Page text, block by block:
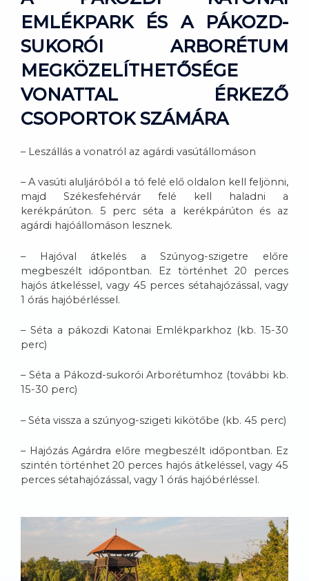
EMLÉKPARK ÉS A PÁKOZD-
SUKORÓI ARBORÉTUM
MEGKÖZELÍTHETŐSÉGE
VONATTAL ÉRKEZŐ
CSOPORTOK SZÁMÁRA
– Leszállás a vonatról az agárdi vasútállomáson
– A vasúti aluljáróból a tó felé elő oldalon kell feljönni,
majd Székesfehérvár felé kell haladni a
kerékpárúton. 5 perc séta a kerékpárúton és az
agárdi hajóállomáson lesznek.
– Hajóval átkelés a Szúnyog-szigetre előre
megbeszélt időpontban. Ez történhet 20 perces
hajós átkeléssel, vagy 45 perces sétahajózással, vagy
1 órás hajóbérléssel.
– Séta a pákozdi Katonai Emlékparkhoz (kb. 15-30
perc)
– Séta a Pákozd-sukorói Arborétumhoz (további kb.
15-30 perc)
– Séta vissza a szúnyog-szigeti kikötőbe (kb. 45 perc)
– Hajózás Agárdra előre megbeszélt időpontban. Ez
szintén történhet 20 perces hajós átkeléssel, vagy 45
perces sétahajózással, vagy 1 órás hajóbérléssel.